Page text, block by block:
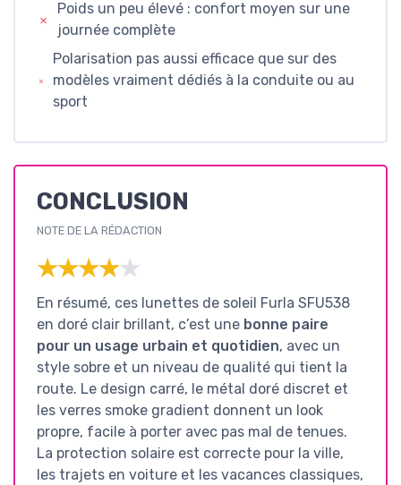
Poids un peu élevé : confort moyen sur une
journée complète
Polarisation pas aussi efficace que sur des
modèles vraiment dédiés à la conduite ou au
sport
CONCLUSION
NOTE DE LA RÉDACTION
★★★★★
★★★★★
En résumé, ces lunettes de soleil Furla SFU538
en doré clair brillant, c’est une bonne paire
pour un usage urbain et quotidien, avec un
style sobre et un niveau de qualité qui tient la
route. Le design carré, le métal doré discret et
les verres smoke gradient donnent un look
propre, facile à porter avec pas mal de tenues.
La protection solaire est correcte pour la ville,
les trajets en voiture et les vacances classiques,